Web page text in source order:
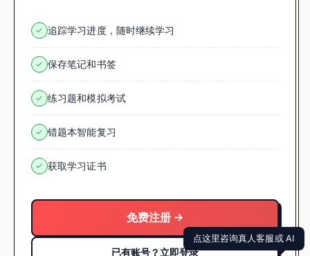
✓ 追踪学习进度，随时继续学习
✓ 保存笔记和书签
✓ 练习题和模拟考试
✓ 错题本智能复习
✓ 获取学习证书
免费注册 →
已有账号？立即登录
点这里咨询真人客服或 AI